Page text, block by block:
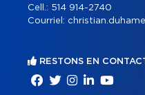
Cell.: 514 914-2740
Courriel:
RESTONS EN